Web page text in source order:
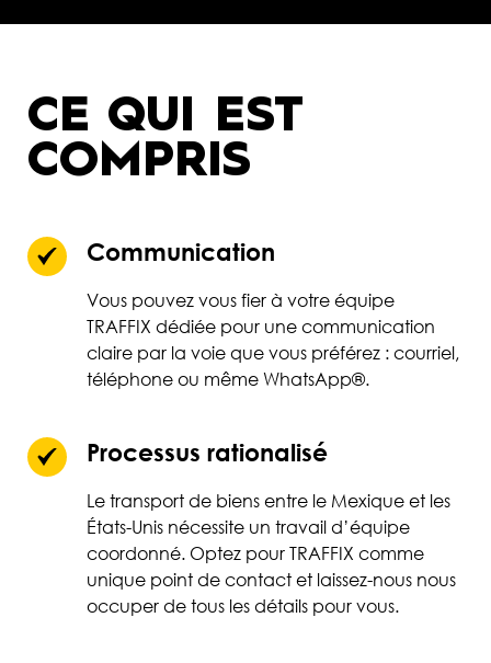
CE QUI EST
COMPRIS
Communication
Vous pouvez vous fier à votre équipe
TRAFFIX dédiée pour une communication
claire par la voie que vous préférez : courriel,
téléphone ou même WhatsApp®.
Processus rationalisé
Le transport de biens entre le Mexique et les
États-Unis nécessite un travail d’équipe
coordonné. Optez pour TRAFFIX comme
unique point de contact et laissez-nous nous
occuper de tous les détails pour vous.